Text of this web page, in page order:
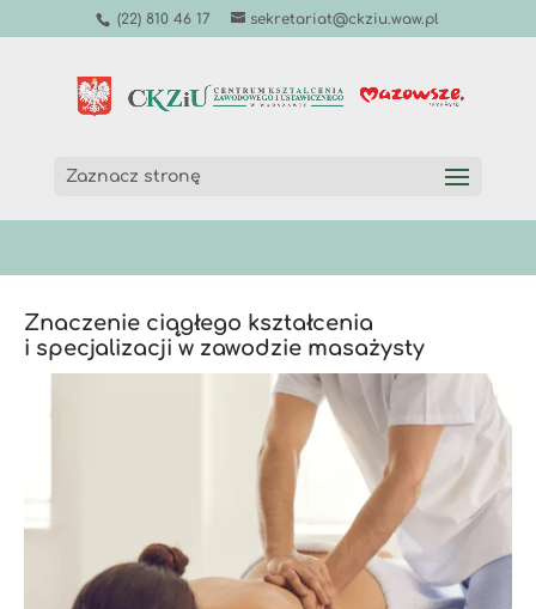
(22) 810 46 17 sekretariat@ckziu.waw.pl
Zaznacz stronę
Znaczenie ciągłego kształcenia
i specjalizacji w zawodzie masażysty